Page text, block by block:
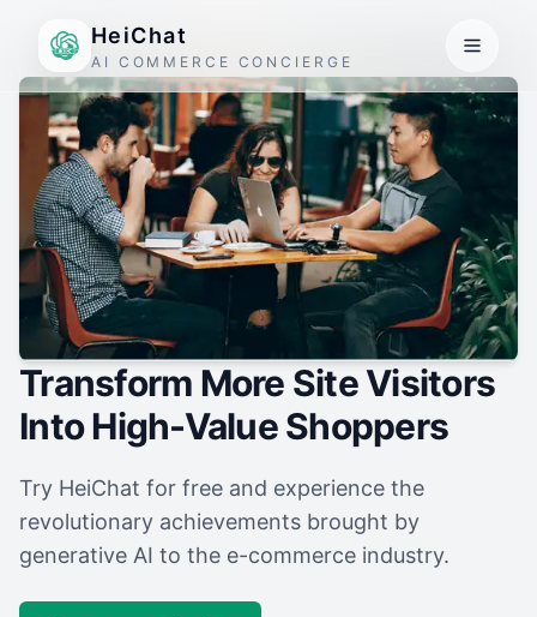
HeiChat
AI COMMERCE CONCIERGE
Transform More Site Visitors
Into High-Value Shoppers
Try HeiChat for free and experience the
revolutionary achievements brought by
generative AI to the e-commerce industry.